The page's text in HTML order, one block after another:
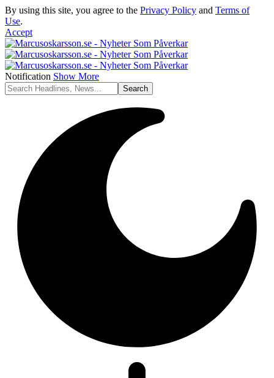
By using this site, you agree to the Privacy Policy and Terms of
Use.
Accept
Notification Show More